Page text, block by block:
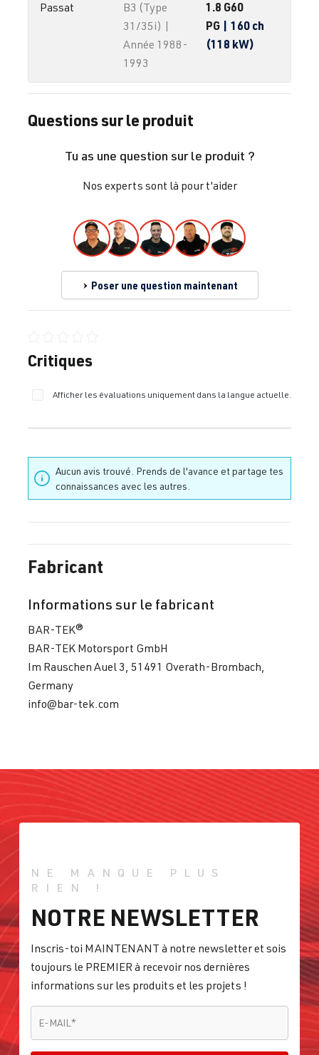
Passat
B3 (Type
31/35i) |
Année 1988-
1993
1.8 G60
PG | 160 ch
(118 kW)
Questions sur le produit
Tu as une question sur le produit ?
Nos experts sont là pour t'aider
Poser une question maintenant
Note moyenne de 0 sur 5 étoiles
Critiques
Afficher les évaluations uniquement dans la langue actuelle.
Aucun avis trouvé. Prends de l'avance et partage tes
connaissances avec les autres.
Fabricant
Informations sur le fabricant
BAR-TEK®
BAR-TEK Motorsport GmbH
Im Rauschen Auel 3, 51491 Overath-Brombach,
Germany
info@bar-tek.com
NE MANQUE PLUS
RIEN !
NOTRE NEWSLETTER
Inscris-toi MAINTENANT à notre newsletter et sois
toujours le PREMIER à recevoir nos dernières
informations sur les produits et les projets !
E-MAIL *